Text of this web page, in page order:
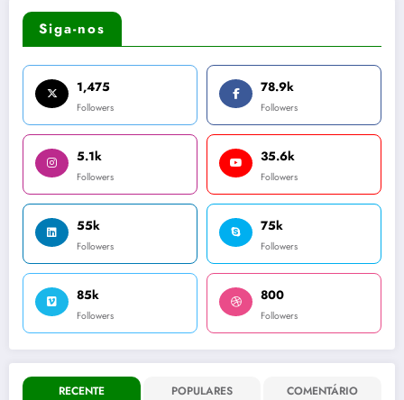
Siga-nos
1,475
Followers
78.9k
Followers
5.1k
Followers
35.6k
Followers
55k
Followers
75k
Followers
85k
Followers
800
Followers
RECENTE POPULARES COMENTÁRIO